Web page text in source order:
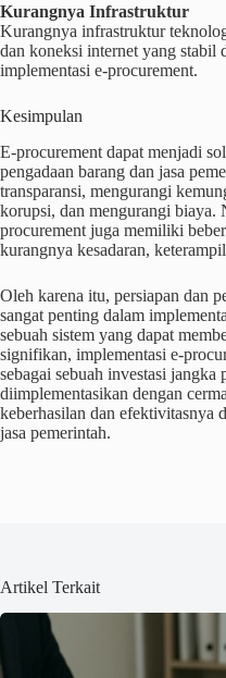
Kurangnya Infrastruktur
Kurangnya infrastruktur
dan koneksi internet yang stabil
implementasi e-procurement.
Kesimpulan
E-procurement dapat menjadi
pengadaan barang dan jasa
transparansi, mengurangi
korupsi, dan mengurangi biaya.
procurement juga memiliki
kurangnya kesadaran,
Oleh karena itu, persiapan dan
sangat penting dalam
sebuah sistem yang dapat
signifikan, implementasi e-
sebagai sebuah investasi jangka
diimplementasikan dengan
keberhasilan dan efektivitasnya
jasa pemerintah.
Artikel Terkait